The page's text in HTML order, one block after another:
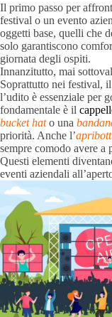
Il primo passo per
festival o un evento
oggetti base, quelli che
solo garantiscono
giornata degli ospiti.
Innanzitutto, mai
Soprattutto nei festival,
l’udito è essenziale per
fondamentale è il
bucket hato una
priorità. Anche l’
sempre comodo avere a
Questi elementi
eventi aziendali